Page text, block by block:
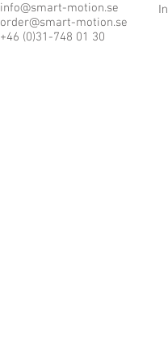
info@smart-motion.se
order@smart-motion.se
+46 (0)31-748 01 30